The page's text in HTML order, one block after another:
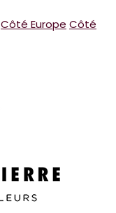
Côté Europe Côté